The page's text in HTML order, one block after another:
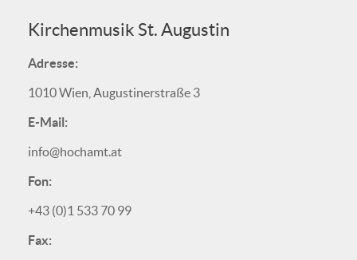
Kirchenmusik St. Augustin
Adresse:
1010 Wien, Augustinerstraße 3
E-Mail:
info@hochamt.at
Fon:
+43 (0)1 533 70 99
Fax: